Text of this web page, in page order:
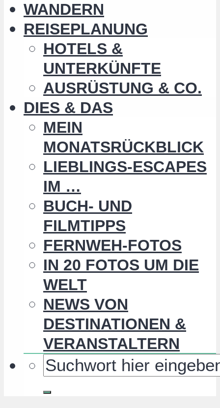
WANDERN
REISEPLANUNG
HOTELS &
UNTERKÜNFTE
AUSRÜSTUNG & CO.
DIES & DAS
MEIN
MONATSRÜCKBLICK
LIEBLINGS-ESCAPES
IM …
BUCH- UND
FILMTIPPS
FERNWEH-FOTOS
IN 20 FOTOS UM DIE
WELT
NEWS VON
DESTINATIONEN &
VERANSTALTERN